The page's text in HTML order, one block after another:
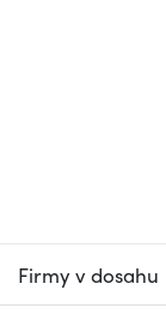
Firmy v dosahu